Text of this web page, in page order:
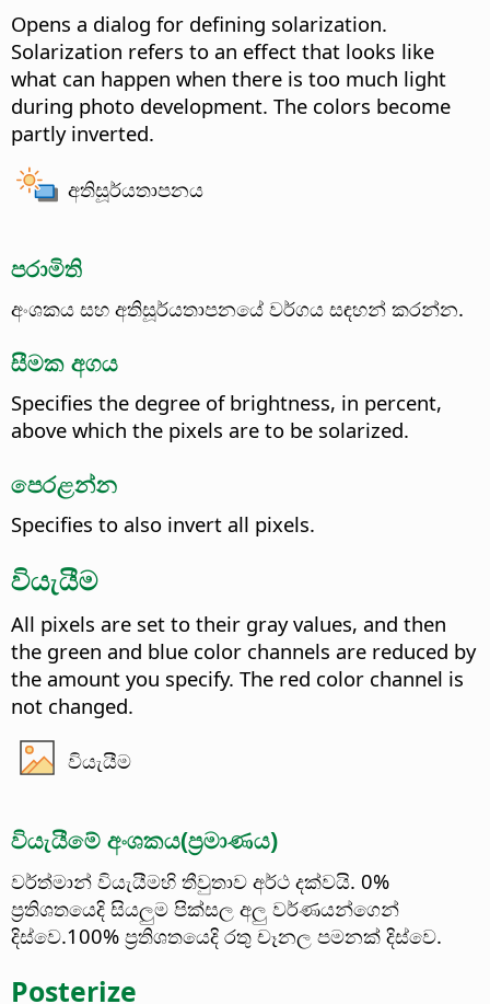
Opens a dialog for defining solarization.
Solarization refers to an effect that looks like
what can happen when there is too much light
during photo development. The colors become
partly inverted.
අතිසූර්යතාපනය
පරාමිති
අංශකය සහ අතිසූර්යතාපනයේ වර්ගය සඳහන් කරන්න.
සීමක අගය
Specifies the degree of brightness, in percent,
above which the pixels are to be solarized.
පෙරළන්න
Specifies to also invert all pixels.
වියැයීම
All pixels are set to their gray values, and then
the green and blue color channels are reduced by
the amount you specify. The red color channel is
not changed.
වියැයීම
වියැයීමේ අංශකය(ප්‍රමාණය)
වර්ත්මාන් වියැයීමහි තීවුතාව අර්ථ දක්වයි. 0%
ප්‍රතිශතයෙදි සියලුම පික්සල අලු වර්ණයන්ගෙන්
දිස්වෙ.100% ප්‍රතිශතයෙදි රතු චෑනල පමනක් දිස්වෙ.
Posterize